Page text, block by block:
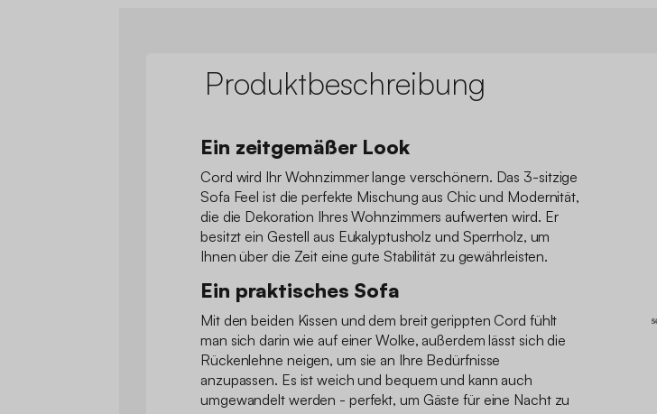
Produktbeschreibung
Ein zeitgemäßer Look
Cord wird Ihr Wohnzimmer lange verschönern. Das 3-sitzige
Sofa Feel ist die perfekte Mischung aus Chic und Modernität,
die die Dekoration Ihres Wohnzimmers aufwerten wird. Er
besitzt ein Gestell aus Eukalyptusholz und Sperrholz, um
Ihnen über die Zeit eine gute Stabilität zu gewährleisten.
Ein praktisches Sofa
Mit den beiden Kissen und dem breit gerippten Cord fühlt
man sich darin wie auf einer Wolke, außerdem lässt sich die
Rückenlehne neigen, um sie an Ihre Bedürfnisse
anzupassen. Es ist weich und bequem und kann auch
umgewandelt werden - perfekt, um Gäste für eine Nacht zu